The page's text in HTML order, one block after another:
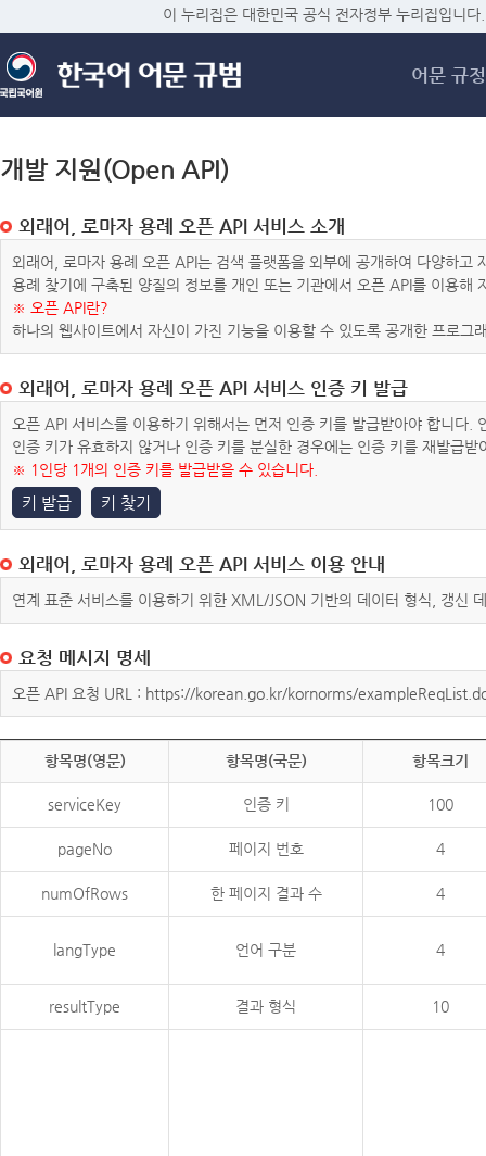
메
이 누리집은 대한민국 공식 전자정부 누리집입니다.
어문 규정
개발 지원(Open API)
외래어, 로마자 용례 오픈 API 서비스 소개
외래어, 로마자 용례 오픈 API는 검색 플랫폼을 외부에 공개하여 다양하
용례 찾기에 구축된 양질의 정보를 개인 또는 기관에서 오픈 API를 이용해
※ 오픈 API란?
하나의 웹사이트에서 자신이 가진 기능을 이용할 수 있도록 공개한 프로그
외래어, 로마자 용례 오픈 API 서비스 인증 키 발급
오픈 API 서비스를 이용하기 위해서는 먼저 인증 키를 발급받아야 합니다
인증 키가 유효하지 않거나 인증 키를 분실한 경우에는 인증 키를 재발급받
※ 1인당 1개의 인증 키를 발급받을 수 있습니다.
키 발급 키 찾기
외래어, 로마자 용례 오픈 API 서비스 이용 안내
연계 표준 서비스를 이용하기 위한 XML/JSON 기반의 데이터 형식, 갱신
요청 메시지 명세
오픈 API 요청 URL : https://korean.go.kr/kornorms/
항목명(영문) 항목명(국문) 항목크기
serviceKey 인증 키 100
pageNo 페이지 번호 4
numOfRows 한 페이지 결과 수 4
langType 언어 구분 4
resultType 결과 형식 10